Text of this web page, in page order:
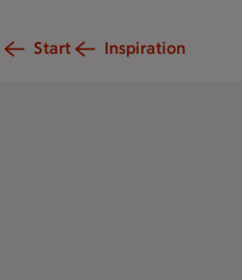
Start Inspiration